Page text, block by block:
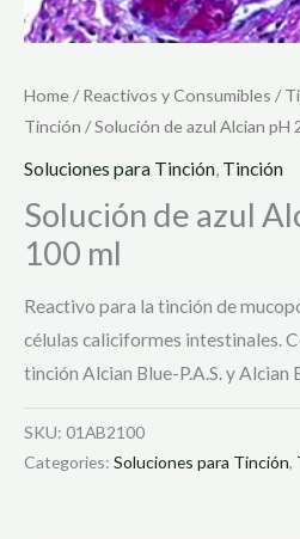
Home/Reactivos y Consumibles /
Tinción / Solución de azul Alcian pH
Soluciones para Tinción Tinción
Solución de azul
100 ml
Reactivo para la tinción de
células caliciformes intestinales.
tinción Alcian Blue-P.A.S. y Alcian
SKU: 01AB2100
Categories: Soluciones para Tinción,